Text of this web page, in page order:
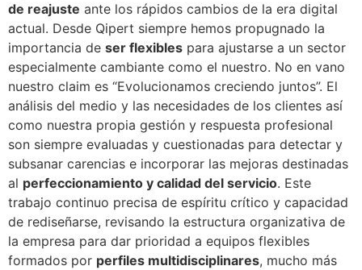
de reajuste ante los rápidos cambios de la era digital
actual. Desde Qipert siempre hemos propugnado la
importancia de ser flexibles para ajustarse a un sector
especialmente cambiante como el nuestro. No en vano
nuestro claim es “Evolucionamos creciendo juntos”. El
análisis del medio y las necesidades de los clientes así
como nuestra propia gestión y respuesta profesional
son siempre evaluadas y cuestionadas para detectar y
subsanar carencias e incorporar las mejoras destinadas
al perfeccionamiento y calidad del servicio. Este
trabajo continuo precisa de espíritu crítico y capacidad
de rediseñarse, revisando la estructura organizativa de
la empresa para dar prioridad a equipos flexibles
formados por perfiles multidisciplinares, mucho más